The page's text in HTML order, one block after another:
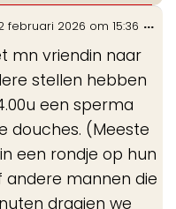
februari 2026 om 15:36
mn vriendin naar
stellen hebben
een sperma
douches. (Meeste
een rondje op hun
andere mannen die
draaien we
...